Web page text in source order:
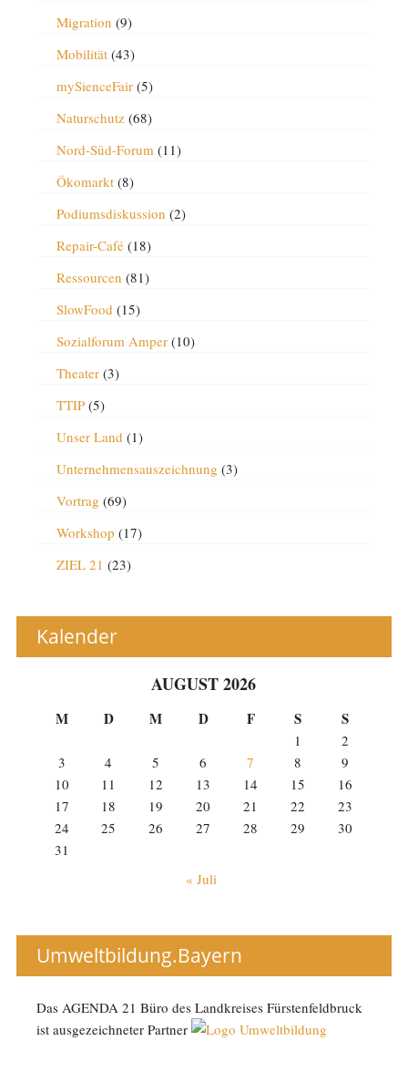
Migration (9)
Mobilität(43)
mySienceFair(5)
Naturschutz(68)
Nord-Süd-Forum(11)
Ökomarkt(8)
Podiumsdiskussion (2)
Repair-Café(18)
Ressourcen (81)
SlowFood (15)
Sozialforum Amper(10)
Theater(3)
TTIP(5)
Unser Land (1)
Unternehmensauszeichnung (3)
Vortrag (69)
Workshop (17)
ZIEL 21 (23)
Kalender
AUGUST 2026
M D M D F S S
1
2
3
4 5 6 7 8
9
10
11 12 13 14 15
16
17
18 19 20 21 22
23
24
25 26 27 28 29
30
31
« Juli
Umweltbildung.Bayern
Das AGENDA 21 Büro des Landkreises Fürstenfeldbruck
ist ausgezeichneter Partner